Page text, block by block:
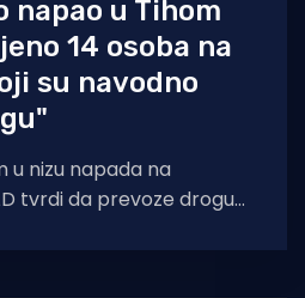
napao u Tihom
14 osoba na
su navodno
u nizu napada na
tvrdi da prevoze drogu